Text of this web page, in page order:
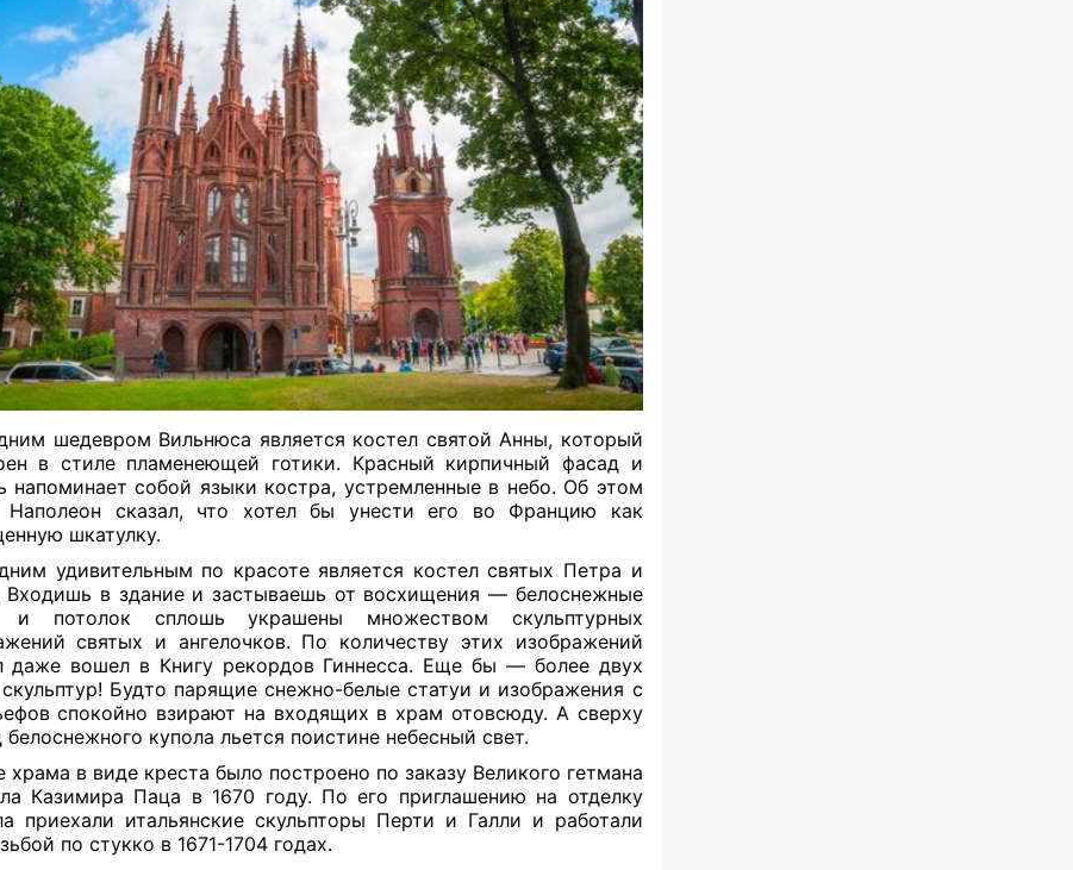
шедевром Вильнюса является костел святой Анны, который
в стиле пламенеющей готики. Красный кирпичный фасад и
напоминает собой языки костра, устремленные в небо. Об этом
Наполеон сказал, что хотел бы унести его во Францию как
шкатулку.
удивительным по красоте является костел святых Петра и
Входишь в здание и застываешь от восхищения — белоснежные
и потолок сплошь украшены множеством скульптурных
святых и ангелочков. По количеству этих изображений
даже вошел в Книгу рекордов Гиннесса. Еще бы — более двух
Будто парящие снежно-белые статуи и изображения с
спокойно взирают на входящих в храм отовсюду. А сверху
белоснежного купола льется поистине небесный свет.
храма в виде креста было построено по заказу Великого гетмана
Казимира Паца в 1670 году. По его приглашению на отделку
приехали итальянские скульпторы Перти и Галли и работали
по стукко в 1671-1704 годах.